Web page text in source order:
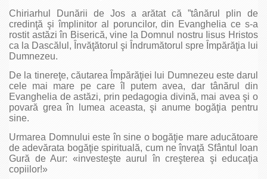
Chiriarhul Dunării de Jos a arătat că ”tânărul plin de
credinţă şi împlinitor al poruncilor, din Evanghelia ce s-a
rostit astăzi în Biserică, vine la Domnul nostru Iisus Hristos
ca la Dascălul, Învăţătorul şi Îndrumătorul spre Împărăţia lui
Dumnezeu.
De la tinereţe, căutarea Împărăţiei lui Dumnezeu este darul
cele mai mare pe care îl putem avea, dar tânărul din
Evanghelia de astăzi, prin pedagogia divină, mai avea şi o
povară grea în lumea aceasta, şi anume bogăţia pentru
sine.
Urmarea Domnului este în sine o bogăţie mare aducătoare
de adevărata bogăţie spirituală, cum ne învaţă Sfântul Ioan
Gură de Aur: «investeşte aurul în creşterea şi educaţia
copiilor!»